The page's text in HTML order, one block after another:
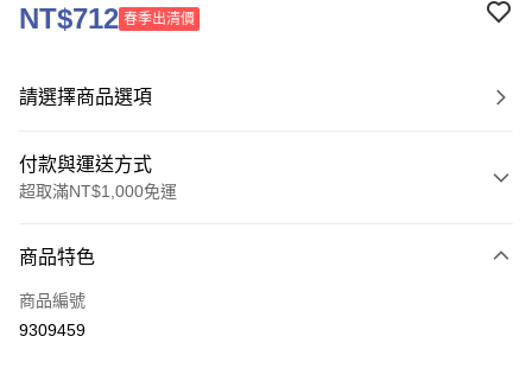
NT$712 春季出清價
請選擇商品選項
付款與運送方式
超取滿NT$1,000免運
信用卡一次付款
信用卡分期付款
商品特色
商品編號
9309459